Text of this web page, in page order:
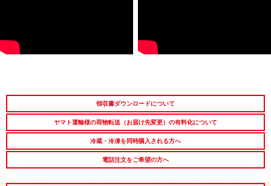
領収書ダウンロードについて
ヤマト運輸様の荷物転送（お届け先変更）の有料化について
冷蔵・冷凍を同時購入される方へ
電話注文をご希望の方へ